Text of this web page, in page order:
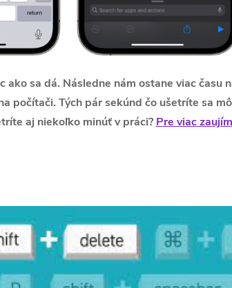
sa dá. Následne nám ostane viac času
počítači. Tých pár sekúnd čo ušetríte sa
aj niekoľko minúť v práci? Pre viac